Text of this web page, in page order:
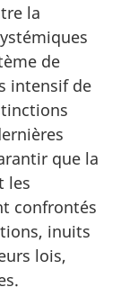
la
de
intensif de
que la
les
confrontés
inuits
lois,